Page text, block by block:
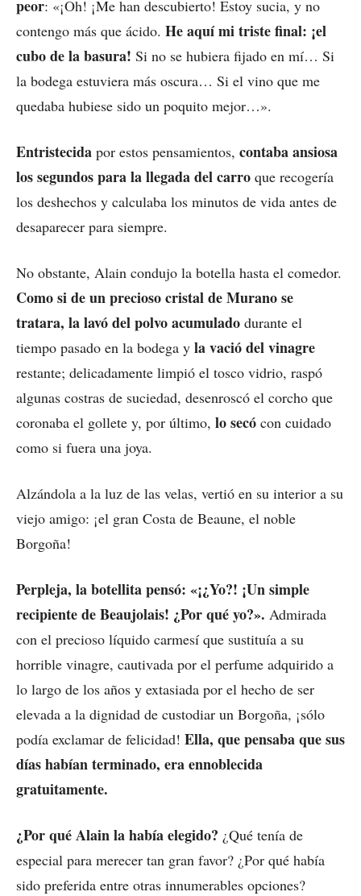
peor: «¡Oh! ¡Me han descubierto! Estoy sucia, y no
contengo más que ácido. He aquí mi triste final: ¡el
cubo de la basura! Si no se hubiera fijado en mí… Si
la bodega estuviera más oscura… Si el vino que me
quedaba hubiese sido un poquito mejor…».
Entristecida por estos pensamientos, contaba ansiosa
los segundos para la llegada del carro que recogería
los deshechos y calculaba los minutos de vida antes de
desaparecer para siempre.
No obstante, Alain condujo la botella hasta el comedor.
Como si de un precioso cristal de Murano se
tratara, la lavó del polvo acumulado durante el
tiempo pasado en la bodega y la vació del vinagre
restante; delicadamente limpió el tosco vidrio, raspó
algunas costras de suciedad, desenroscó el corcho que
coronaba el gollete y, por último, lo secó con cuidado
como si fuera una joya.
Alzándola a la luz de las velas, vertió en su interior a su
viejo amigo: ¡el gran Costa de Beaune, el noble
Borgoña!
Perpleja, la botellita pensó: «¡¿Yo?! ¡Un simple
recipiente de Beaujolais! ¿Por qué yo?». Admirada
con el precioso líquido carmesí que sustituía a su
horrible vinagre, cautivada por el perfume adquirido a
lo largo de los años y extasiada por el hecho de ser
elevada a la dignidad de custodiar un Borgoña, ¡sólo
podía exclamar de felicidad! Ella, que pensaba que sus
días habían terminado, era ennoblecida
gratuitamente.
¿Por qué Alain la había elegido? ¿Qué tenía de
especial para merecer tan gran favor? ¿Por qué había
sido preferida entre otras innumerables opciones?